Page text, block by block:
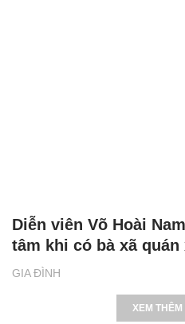
GIA ĐÌNH
Diễn viên Võ Hoài
tâm khi có bà xã quán
XEM